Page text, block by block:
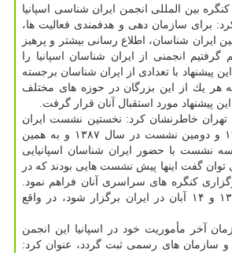
بین المللی انجمن ایران شناسی اسپانیا
برای سازمان دهی و هدفمندی فعالیت ها،
ایران شناسان، اطلاع رسانی بیشتر و پرهیز
انجمنی از ایران شناسان اسپانیا را
پیشنهاد با تعدادی از ایران شناسان برجسته
هر یك از این بزرگان در حوزه های مختلف
پیشنهاد مورد استقبال آنان قرار گرفت.
تهران خاطرنشان كرد: نخستین نشست ایران
شناسان در سال ۱۳۸۶ و دومین نشست در سال ۱۳۸۷ و به همین
ترتیب تا سال ۱۳۸۸ سه نشست با حضور ایران شناسان اسپانیایی
توان گفت اینها پیش نشست هایی بودند كه در
كنگره های سراسری آنان فراهم نمود.
آنچه كه مقرر است ۱۳ و ۱۴ آبان در ایران برگزار شود، در واقع
آخر مأموریت خود در اسپانیا این انجمن
و سازمان های رسمی ثبت گردد، عنوان كرد: